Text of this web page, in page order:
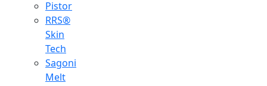
Pistor
RRS®
Skin
Tech
Sagoni
Melt